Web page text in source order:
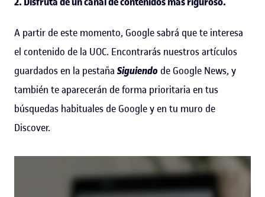
A partir de este momento, Google sabrá que te interesa
el contenido de la UOC. Encontrarás nuestros artículos
guardados en la pestaña Siguiendo de Google News, y
también te aparecerán de forma prioritaria en tus
búsquedas habituales de Google y en tu muro de
Discover.